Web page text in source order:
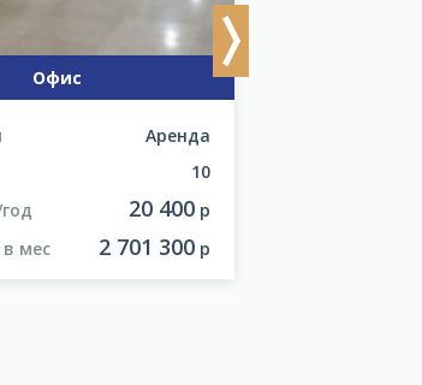
Офис
Аренда
10
20 400 р
мес
2 701 300 р